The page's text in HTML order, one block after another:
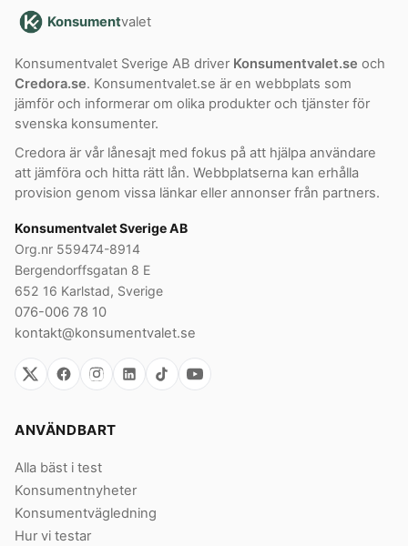
Konsumentvalet
Konsumentvalet Sverige AB driver Konsumentvalet.se och
Credora.se. Konsumentvalet.se är en webbplats som
jämför och informerar om olika produkter och tjänster för
svenska konsumenter.
Credora är vår lånesajt med fokus på att hjälpa användare
att jämföra och hitta rätt lån. Webbplatserna kan erhålla
provision genom vissa länkar eller annonser från partners.
Konsumentvalet Sverige AB
Org.nr 559474-8914
Bergendorffsgatan 8 E
652 16 Karlstad, Sverige
076-006 78 10
kontakt@konsumentvalet.se
ANVÄNDBART
Alla bäst i test
Konsumentnyheter
Konsumentvägledning
Hur vi testar